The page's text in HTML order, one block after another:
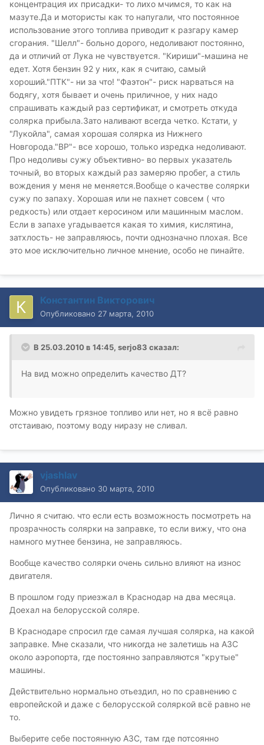
концентрация их присадки- то лихо мчимся, то как на
мазуте.Да и мотористы как то напугали, что постоянное
использование этого топлива приводит к разгару камер
сгорания. "Шелл"- больно дорого, недоливают постоянно,
да и отличий от Лука не чувствуется. "Кириши"-машина не
едет. Хотя бензин 92 у них, как я считаю, самый
хороший."ПТК"- ни за что! "Фаэтон"- риск нарваться на
бодягу, хотя бывает и очень приличное, у них надо
спрашивать каждый раз сертификат, и смотреть откуда
солярка прибыла.Зато наливают всегда четко. Кстати, у
"Лукойла", самая хорошая солярка из Нижнего
Новгорода."BP"- все хорошо, только изредка недоливают.
Про недоливы сужу объективно- во первых указатель
точный, во вторых каждый раз замеряю пробег, а стиль
вождения у меня не меняется.Вообще о качестве солярки
сужу по запаху. Хорошая или не пахнет совсем ( что
редкость) или отдает керосином или машинным маслом.
Если в запахе угадывается какая то химия, кислятина,
затхлость- не заправляюсь, почти однозначно плохая. Все
это мое исключительно личное мнение, особо не пинайте.
Константин Викторович
Опубликовано 27 марта, 2010
В 25.03.2010 в 14:45, serjo83 сказал:
На вид можно определить качество ДТ?
Можно увидеть грязное топливо или нет, но я всё равно
отстаиваю, поэтому воду ниразу не сливал.
vjashlav
Опубликовано 30 марта, 2010
Лично я считаю. что если есть возможность посмотреть на
прозрачность солярки на заправке, то если вижу, что она
намного мутнее бензина, не заправляюсь.
Вообще качество солярки очень сильно влияют на износ
двигателя.
В прошлом году приезжал в Краснодар на два месяца.
Доехал на белорусской соляре.
В Краснодаре спросил где самая лучшая солярка, на какой
заправке. Мне сказали, что никогда не залетишь на АЗС
около аэропорта, где постоянно заправляются "крутые"
машины.
Действительно нормально отьездил, но по сравнению с
европейской и даже с белорусской соляркой всё равно не
то.
Выберите себе постоянную АЗС, там где потсоянно